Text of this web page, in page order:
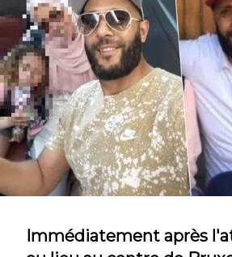
Immédiatement après